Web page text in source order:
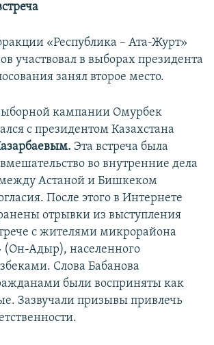
«Республика – Ата-Журт»
участвовал в выборах президента
занял второе место.
кампании Омурбек
с президентом Казахстана
Эта встреча была
во внутренние дела
между Астаной и Бишкеком
После этого в Интернете
отрывки из выступления
с жителями микрорайона
Адыр), населенного
Слова Бабанова
были восприняты как
Зазвучали призывы привлечь